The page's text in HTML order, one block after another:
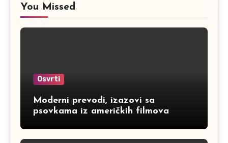
You Missed
Osvrti
Moderni prevodi, izazovi sa
psovkama iz američkih filmova